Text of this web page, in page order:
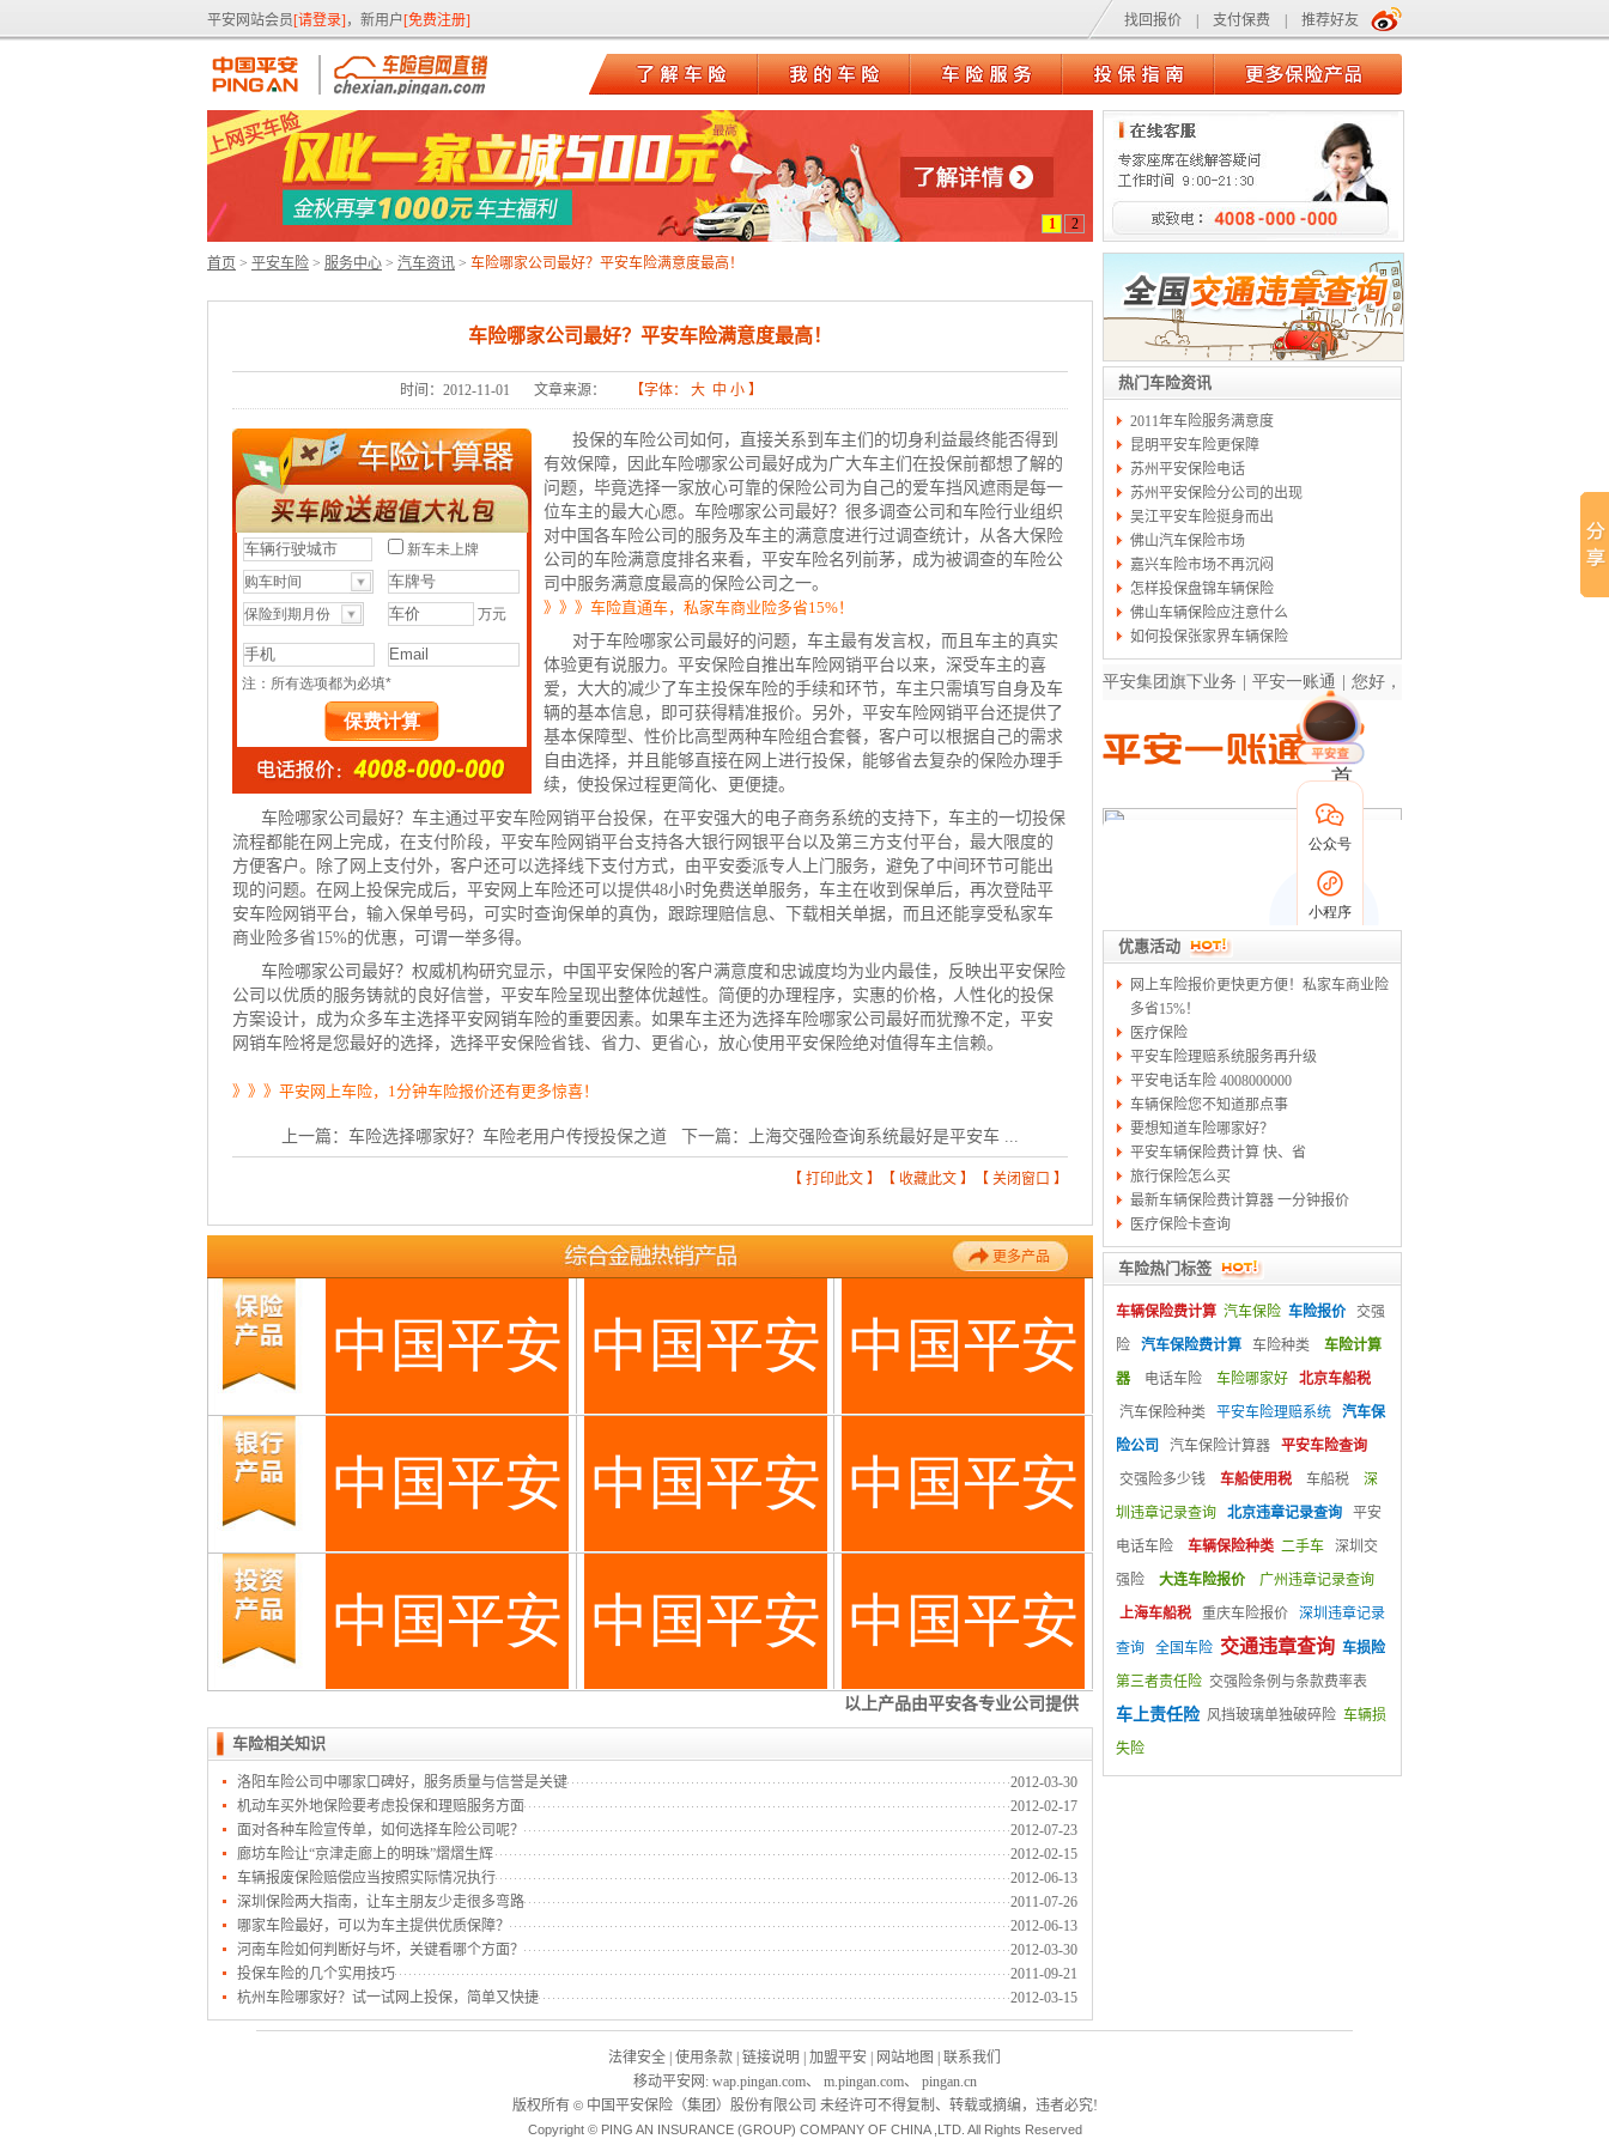
平安网站会员[请登录] ，新用户 [免费注册] 找回报价 支付保费 推荐好友
热门车险资讯
2011年车险服务满意度
昆明平安车险更保障
苏州平安保险电话
苏州平安保险分公司的出现
吴江平安车险挺身而出
佛山汽车保险市场
嘉兴车险市场不再沉闷
怎样投保盘锦车辆保险
佛山车辆保险应注意什么
如何投保张家界车辆保险
优惠活动
网上车险报价更快更方便！私家车商业险
多省15%！
医疗保险
平安车险理赔系统服务再升级
平安电话车险 4008000000
车辆保险您不知道那点事
要想知道车险哪家好？
平安车辆保险费计算 快、省
旅行保险怎么买
最新车辆保险费计算器 一分钟报价
医疗保险卡查询
车险热门标签
车辆保险费计算 汽车保险 车险报价
交强
险
汽车保险费计算 车险种类
车险计算
器
电话车险 车险哪家好
北京车船税
汽车保险种类
平安车险理赔系统
汽车保
险公司
汽车保险计算器
平安车险查询
交强险多少钱
车船使用税 车船税
深
圳违章记录查询
北京违章记录查询
平安
电话车险
车辆保险种类 二手车
深圳交
强险
大连车险报价
广州违章记录查询
上海车船税
重庆车险报价 深圳违章记录
查询 全国车险 交通违章查询 车损险
第三者责任险 交强险条例与条款费率表
车上责任险 风挡玻璃单独破碎险 车辆损
失险
1 2
首页 > 平安车险 > 服务中心 > 汽车资讯 > 车险哪家公司最好？平安车险满意度最高！
车险哪家公司最好？平安车险满意度最高！
时间：2012-11-01 文章来源： 【字体： 大 中 小 】
投保的车险公司如何，直接关系到车主们的切身利益最终能否得到
有效保障，因此车险哪家公司最好成为广大车主们在投保前都想了解的
问题，毕竟选择一家放心可靠的保险公司为自己的爱车挡风遮雨是每一
位车主的最大心愿。车险哪家公司最好？很多调查公司和车险行业组织
对中国各车险公司的服务及车主的满意度进行过调查统计，从各大保险
公司的车险满意度排名来看，平安车险名列前茅，成为被调查的车险公
司中服务满意度最高的保险公司之一。
》》》车险直通车，私家车商业险多省15%！
对于车险哪家公司最好的问题，车主最有发言权，而且车主的真实
体验更有说服力。平安保险自推出车险网销平台以来，深受车主的喜
爱，大大的减少了车主投保车险的手续和环节，车主只需填写自身及车
辆的基本信息，即可获得精准报价。另外，平安车险网销平台还提供了
基本保障型、性价比高型两种车险组合套餐，客户可以根据自己的需求
自由选择，并且能够直接在网上进行投保，能够省去复杂的保险办理手
续，使投保过程更简化、更便捷。
车险哪家公司最好？车主通过平安车险网销平台投保，在平安强大的电子商务系统的支持下，车主的一切投保
流程都能在网上完成，在支付阶段，平安车险网销平台支持各大银行网银平台以及第三方支付平台，最大限度的
方便客户。除了网上支付外，客户还可以选择线下支付方式，由平安委派专人上门服务，避免了中间环节可能出
现的问题。在网上投保完成后，平安 网上车险还可以提供48小时免费送单服务，车主在收到保单后，再次登陆平
安车险网销平台，输入保单号码，可实时查询保单的真伪，跟踪理赔信息、下载相关单据，而且还能享受私家车
商业险多省15%的优惠，可谓一举多得。
车险哪家公司最好？权威机构研究显示，中国平安保险的客户满意度和忠诚度均为业内最佳，反映出平安保险
公司以优质的服务铸就的良好信誉，平安车险呈现出整体优越性。简便的办理程序，实惠的价格，人性化的投保
方案设计，成为众多车主选择平安网销车险的重要因素。如果车主还为选择车险哪家公司 最好而犹豫不定，平安
网销车险将是您最好的选择，选择平安保险省钱、省力、更省心，放心使用平安保险绝对值得车主信赖。
》》》平安网上车险，1分钟车险报价还有更多惊喜！
上一篇： 车险选择哪家好？车险老用户传授投保之道 下一篇： 上海交强险查询系统最好是平安车 ...
【 打印此文 】【 收藏此文 】【 关闭窗口 】
车险相关知识
洛阳车险公司中哪家口碑好，服务质量与信誉是关键
2012-03-30
机动车买外地保险要考虑投保和理赔服务方面
2012-02-17
面对各种车险宣传单，如何选择车险公司呢？
2012-07-23
廊坊车险让“京津走廊上的明珠”熠熠生辉
2012-02-15
车辆报废保险赔偿应当按照实际情况执行
2012-06-13
深圳保险两大指南，让车主朋友少走很多弯路
2011-07-26
哪家车险最好，可以为车主提供优质保障？
2012-06-13
河南车险如何判断好与坏，关键看哪个方面？
2012-03-30
投保车险的几个实用技巧
2011-09-21
杭州车险哪家好？试一试网上投保，简单又快捷
2012-03-15
法律安全 使用条款 链接说明 加盟平安 网站地图
联系我们
移动平安网 : wap.pingan.com、 m.pingan.com、 pingan.cn
版权所有 ©中国平安保险（集团）股份有限公司 未经许可不得复制、转载或摘编，违者必究!
Copyright © PING AN INSURANCE (GROUP) COMPANY OF CHINA ,LTD. All Rights Reserved